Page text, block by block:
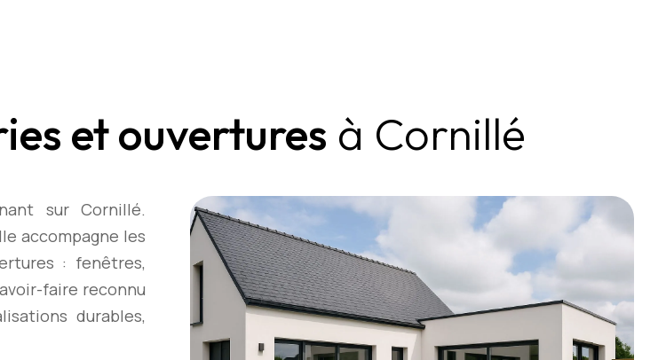
et ouvertures à Cornillé
sur Cornillé.
accompagne les
: fenêtres,
faire reconnu
durables,